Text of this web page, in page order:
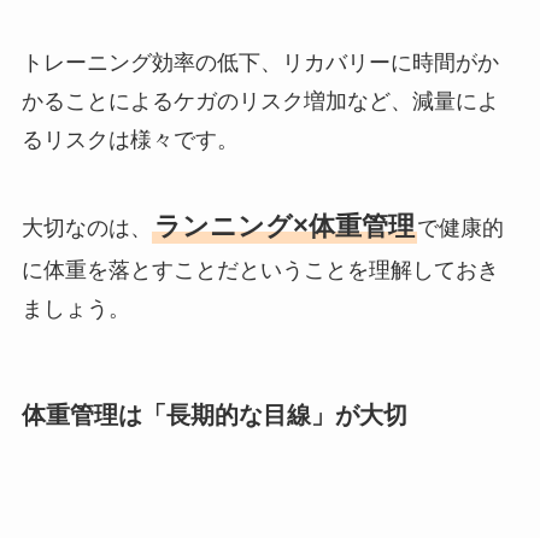
トレーニング効率の低下、リカバリーに時間がか
かることによるケガのリスク増加など、減量によ
るリスクは様々です。
大切なのは、 ランニング×体重管理で健康的
に体重を落とすことだということを理解しておき
ましょう。
体重管理は「長期的な目線」が大切